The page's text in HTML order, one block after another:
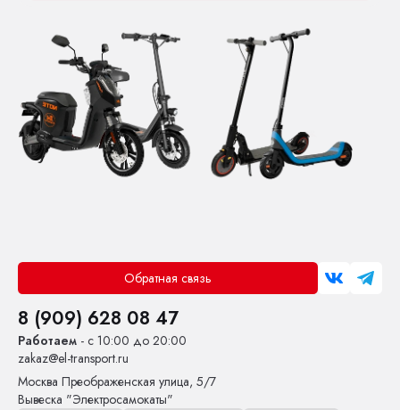
Обратная связь
8 (909) 628 08 47
Работаем - с 10:00 до 20:00
zakaz@el-transport.ru
Москва Преображенская улица, 5/7
Вывеска "Электросамокаты"